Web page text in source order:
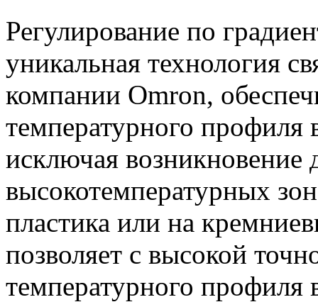
Регулирование по
уникальная технология
компании Omron,
температурного профиля
исключая возникновение
высокотемпературных
пластика или на
позволяет с высокой
температурного профиля